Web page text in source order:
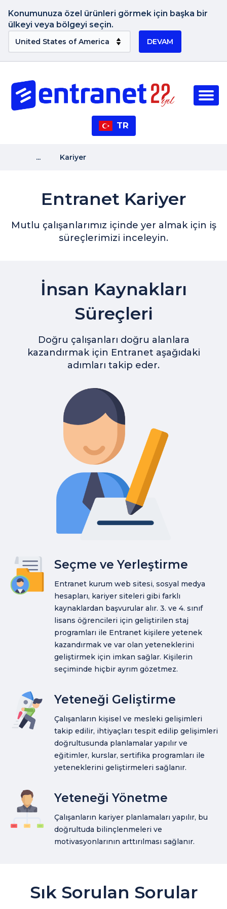
Konumunuza özel ürünleri görmek için başka bir
ülkeyi veya bölgeyi seçin.
DEVAM
TR
... Kariyer
Entranet Kariyer
Mutlu çalışanlarımız içinde yer almak için iş
süreçlerimizi inceleyin.
İnsan Kaynakları
Süreçleri
Doğru çalışanları doğru alanlara
kazandırmak için Entranet aşağıdaki
adımları takip eder.
Seçme ve Yerleştirme
Entranet kurum web sitesi, sosyal medya
hesapları, kariyer siteleri gibi farklı
kaynaklardan başvurular alır. 3. ve 4. sınıf
lisans öğrencileri için geliştirilen staj
programları ile Entranet kişilere yetenek
kazandırmak ve var olan yeteneklerini
geliştirmek için imkan sağlar. Kişilerin
seçiminde hiçbir ayrım gözetmez.
Yeteneği Geliştirme
Çalışanların kişisel ve mesleki gelişimleri
takip edilir, ihtiyaçları tespit edilip gelişimleri
doğrultusunda planlamalar yapılır ve
eğitimler, kurslar, sertifika programları ile
yeteneklerini geliştirmeleri sağlanır.
Yeteneği Yönetme
Çalışanların kariyer planlamaları yapılır, bu
doğrultuda bilinçlenmeleri ve
motivasyonlarının arttırılması sağlanır.
Sık Sorulan Sorular